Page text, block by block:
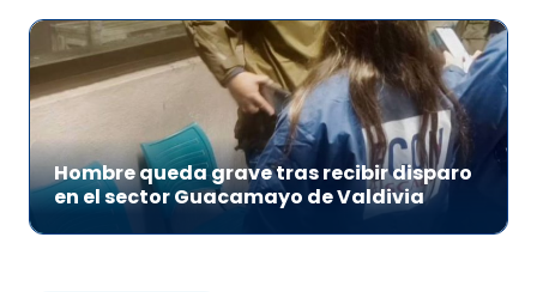
Hombre queda grave tras recibir disparo
en el sector Guacamayo de Valdivia